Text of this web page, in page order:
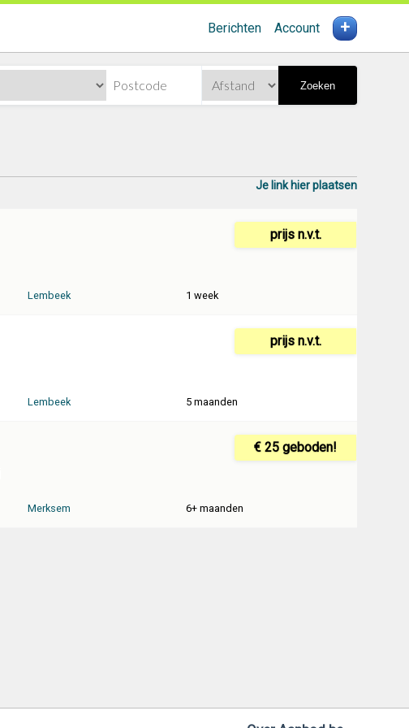
Berichten Account +
Zoeken
Je link hier plaatsen
prijs n.v.t.
Lembeek 1 week
prijs n.v.t.
Lembeek 5 maanden
€ 25 geboden!
Merksem 6+ maanden